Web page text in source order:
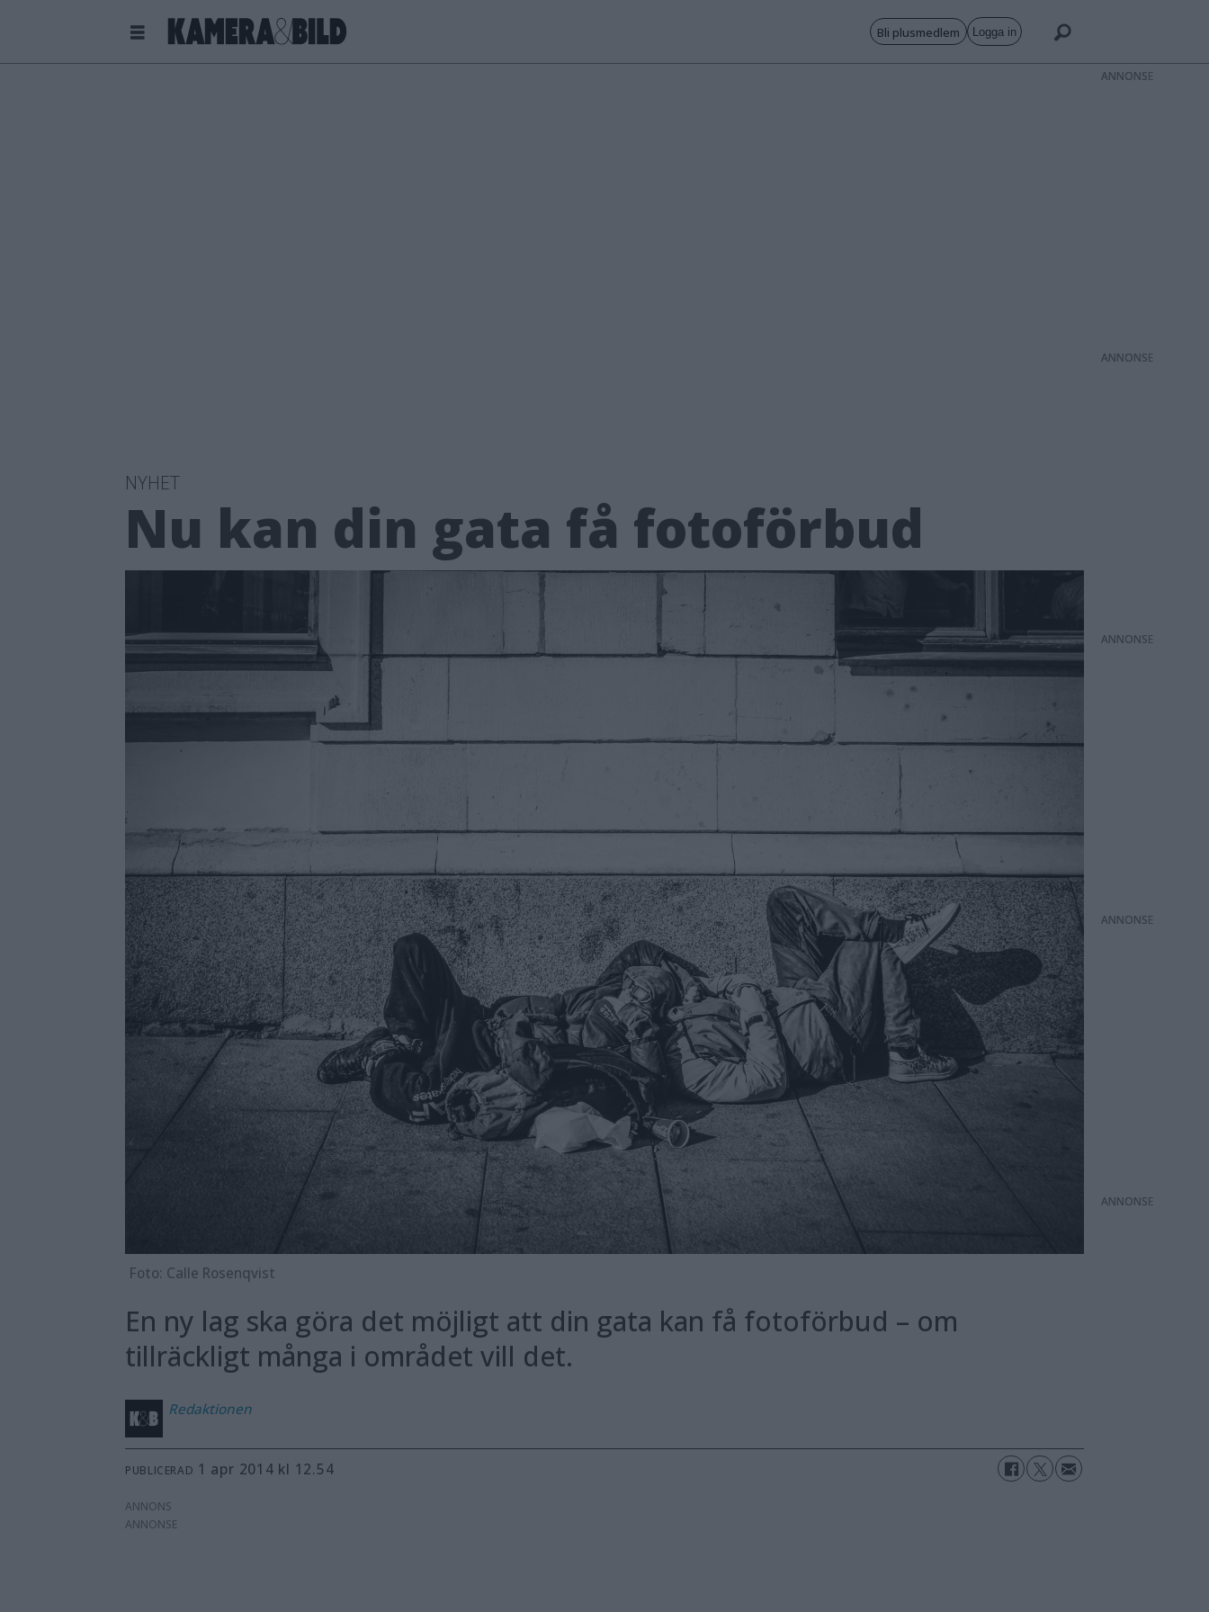
Bli plusmedlem Logga in
NYHET
Nu kan din gata få fotoförbud
Foto: Calle Rosenqvist
En ny lag ska göra det möjligt att din gata kan få fotoförbud – om
tillräckligt många i området vill det.
Redaktionen
PUBLICERAD 1 apr 2014 kl 12.54
ANNONS
ANNONS
ANNONS
ANNONS
ANNONS
ANNONS